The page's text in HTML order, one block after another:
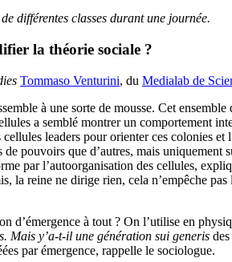
différentes classes durant une journée.
la théorie sociale ?
Tommaso Venturini, du Medialab de
à une sorte de mousse. Cet
a semblé montrer un comportement
leaders pour orienter ces colonies
pouvoirs que d’autres, mais
par l’autoorganisation des cellules,
la reine ne dirige rien, cela n’empêche
d’émergence à tout ? On l’utilise en
Mais y’a-t-il une génération sui generis
par émergence, rappelle le sociologue.